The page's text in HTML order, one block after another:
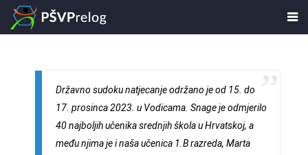
Državno sudoku natjecanje održano je od 15. do
17. prosinca 2023. u Vodicama. Snage je odmjerilo
40 najboljih učenika srednjih škola u Hrvatskoj, a
među njima je i naša učenica 1.B razreda, Marta